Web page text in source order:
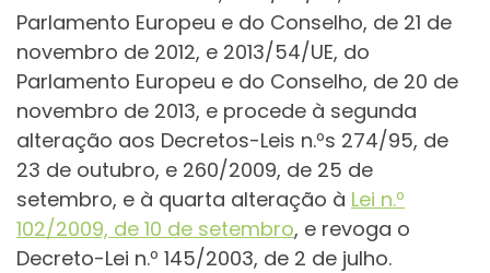
Parlamento Europeu e do Conselho, de 21 de
novembro de 2012, e 2013/54/UE, do
Parlamento Europeu e do Conselho, de 20 de
novembro de 2013, e procede à segunda
alteração aos Decretos-Leis n.ºs 274/95, de
23 de outubro, e 260/2009, de 25 de
setembro, e à quarta alteração à Lei n.º
102/2009, de 10 de setembro, e revoga o
Decreto-Lei n.º 145/2003, de 2 de julho.